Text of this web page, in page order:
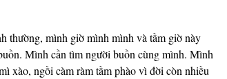
thường, mình giờ mình mình và tầm giờ này
Mình cần tìm người buồn cùng mình. Mình
xào, ngồi càm ràm tầm phào vì đời còn nhiều